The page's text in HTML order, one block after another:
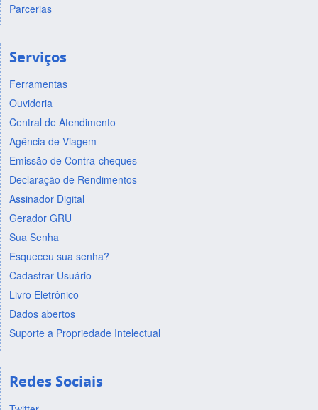
Parcerias
Serviços
Ferramentas
Ouvidoria
Central de Atendimento
Agência de Viagem
Emissão de Contra-cheques
Declaração de Rendimentos
Assinador Digital
Gerador GRU
Sua Senha
Esqueceu sua senha?
Cadastrar Usuário
Livro Eletrônico
Dados abertos
Suporte a Propriedade Intelectual
Redes Sociais